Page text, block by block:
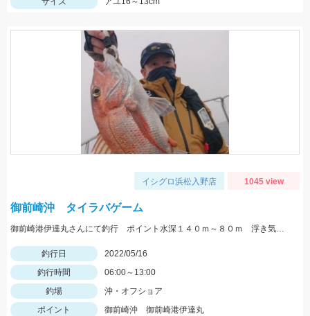
イシグロ浜松入野店 1045 view
御前崎沖 タイラバゲーム
御前崎港伊達丸さんにて釣行 ポイント水深１４０ｍ～８０ｍ 浮き気味のやる気のある真鯛を探す釣り方でした。
釣行日
2022/05/16
釣行時間
06:00～13:00
釣場
沖・オフショア
ポイント
御前崎沖 御前崎港伊達丸